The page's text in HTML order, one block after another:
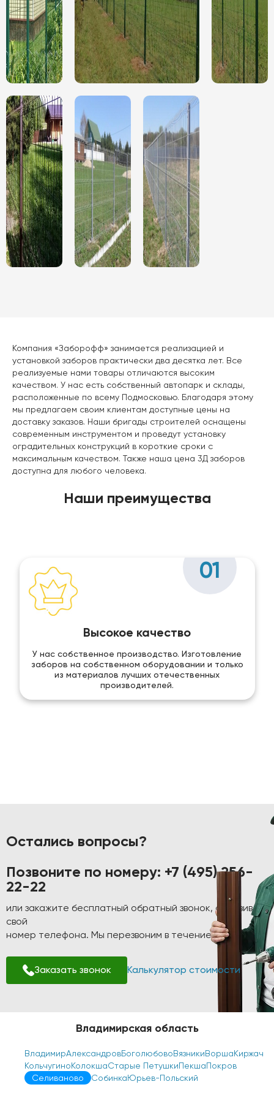
Компания «Заборофф» занимается реализацией и
установкой заборов практически два десятка лет. Все
реализуемые нами товары отличаются высоким
качеством. У нас есть собственный автопарк и склады,
расположенные по всему Подмосковью. Благодаря этому
мы предлагаем своим клиентам доступные цены на
доставку заказов. Наши бригады строителей оснащены
современным инструментом и проведут установку
оградительных конструкций в короткие сроки с
максимальным качеством. Также наша цена 3Д заборов
доступна для любого человека.
Наши преимущества
01
Высокое качество
У нас собственное производство. Изготовление
заборов на собственном оборудовании и только
из материалов лучших отечественных
производителей.
Остались вопросы?
Позвоните по номеру: +7 (495) 256-
22-22
или закажите бесплатный обратный звонок, оставив
свой
номер телефона. Мы перезвоним в течение 1-2 минут!
Заказать звонок Калькулятор стоимости
Владимирская область
ВладимирАлександровБоголюбовоВязникиВоршаКиржач
КольчугиноКолокшаСтарые ПетушкиПекшаПокров
Селиваново
СобинкаЮрьев-Польский